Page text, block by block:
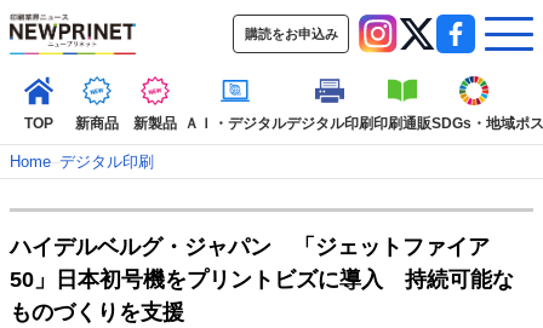
購読をお申込み
TOP 新商品 新製品 ＡＩ・デジタルデジタル印刷印刷通販SDGs・地域ポ
TOP
新着記事 特集記事
動画コンテンツ
インタビュー
コレクション
Home–デジタル印刷
ハイデルベルグ・ジャパン 「ジェットファイア
50」日本初号機をプリントビズに導入 持続可能な
ものづくりを支援